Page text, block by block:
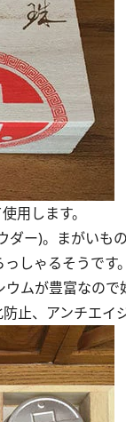
用します。
ー)。まがいも
しゃるそうで
ムが豊富なの
止、アンチエイ